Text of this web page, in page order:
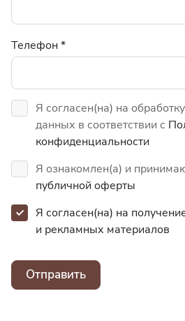
Телефон*
Я согласен(на) на
данных в соответствии с
конфиденциальности
Я ознакомлен(а) и
публичной оферты
Я согласен(на) на
и рекламных материалов
Отправить